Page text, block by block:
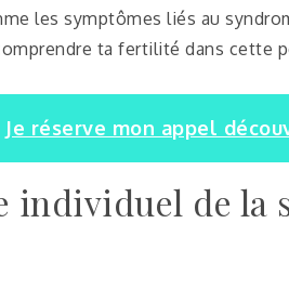
les symptômes liés au
ta fertilité dans cette
Je réserve mon appel
individuel de